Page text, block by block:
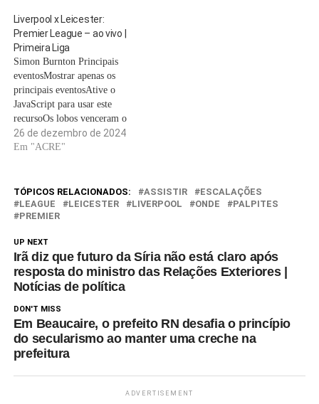
Liverpool x Leicester:
Premier League – ao vivo |
Primeira Liga
Simon Burnton Principais
eventosMostrar apenas os
principais eventosAtive o
JavaScript para usar este
recursoOs lobos venceram o
Manchester United de 10
jogadores por 2 a 0, e como
entre os três
últimos.CompartilharAndy
Hunter ouviu o que Arne Slot
26 de dezembro de 2024
Em "ACRE"
TÓPICOS RELACIONADOS: ASSISTIR
ESCALAÇÕES
LEAGUE
LEICESTER LIVERPOOL ONDE
PALPITES
PREMIER
UP NEXT
Irã diz que futuro da Síria não está claro após
resposta do ministro das Relações Exteriores |
Notícias de política
DON'T MISS
Em Beaucaire, o prefeito RN desafia o princípio
do secularismo ao manter uma creche na
prefeitura
ADVERTISEMENT